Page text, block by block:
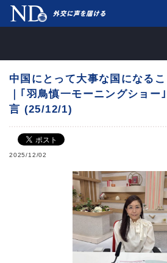
中国にとって大事な国になる
｜｢羽鳥慎一モーニングショー
言 (25/12/1)
2025/12/02